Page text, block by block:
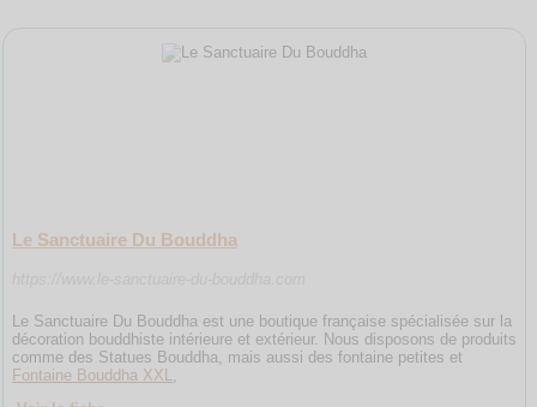
Le Sanctuaire Du Bouddha
Le Sanctuaire Du Bouddha est une boutique française spécialisée sur la
décoration bouddhiste intérieure et extérieur. Nous disposons de produits
comme des Statues Bouddha, mais aussi des fontaine petites et
Fontaine Bouddha XXL,